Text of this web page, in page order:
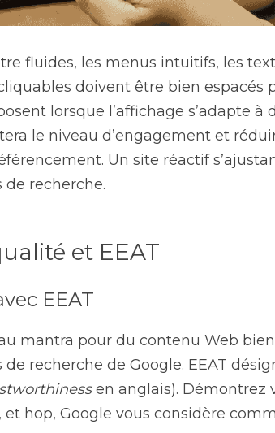
fluides, les menus intuitifs, les
doivent être bien
lorsque l’affichage s’adapte à
le niveau d’engagement et
Un site réactif
recherche.
et EEAT
EEAT
mantra pour du contenu Web
recherche de Google. EEAT
en anglais). Démontrez
et hop, Google vous considère